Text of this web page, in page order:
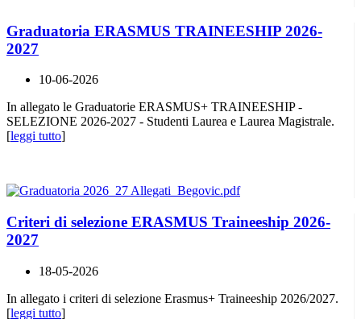
Graduatoria ERASMUS TRAINEESHIP 2026-
2027
10-06-2026
In allegato le Graduatorie ERASMUS+ TRAINEESHIP -
SELEZIONE 2026-2027 - Studenti Laurea e Laurea Magistrale.
[leggi tutto]
Criteri di selezione ERASMUS Traineeship 2026-
2027
18-05-2026
In allegato i criteri di selezione Erasmus+ Traineeship 2026/2027.
[leggi tutto]